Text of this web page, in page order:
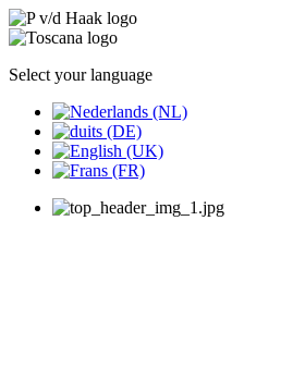
Select your language